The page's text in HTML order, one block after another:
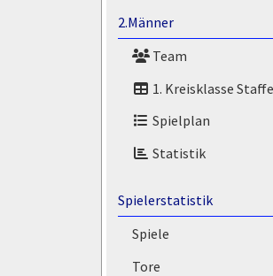
2.Männer
Team
1. Kreisklasse
Spielplan
Statistik
Spielerstatistik
Spiele
Tore